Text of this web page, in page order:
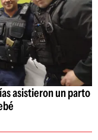
asistieron un parto